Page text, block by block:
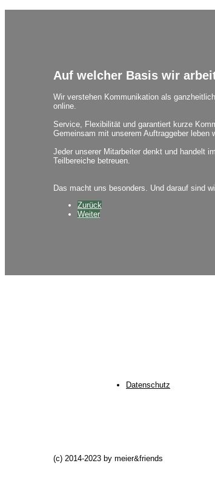
Auf welcher Basis wir
Wir verstehen Kommunikation als
online.
Service, Flexibilität und garantiert kurze
Gemeinsam mit unserem Auftraggeber leben
Jeder unserer Mitarbeiter denkt und handelt
Teilbereiche betreuen.
Das macht uns besonders. Und darauf sind
Zurück
Weiter
Datenschutz
(c) 2014-2023 by meier&friends